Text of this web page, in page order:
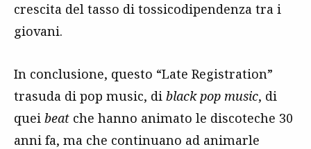
crescita del tasso di tossicodipendenza tra i
giovani.
In conclusione, questo “Late Registration”
trasuda di pop music, di black pop music, di
quei beat che hanno animato le discoteche 30
anni fa, ma che continuano ad animarle